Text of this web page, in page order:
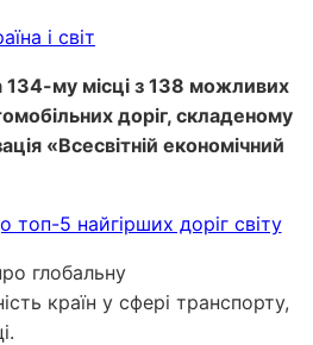
і світ
134-му місці з 138 можливих
доріг, складеному
«Всесвітній економічний
глобальну
країн у сфері транспорту,